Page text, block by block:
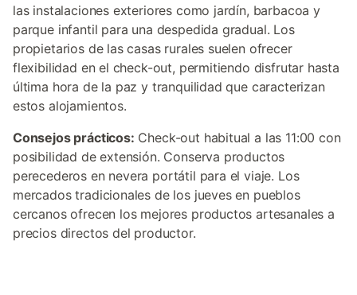
las instalaciones exteriores como jardín, barbacoa y
parque infantil para una despedida gradual. Los
propietarios de las casas rurales suelen ofrecer
flexibilidad en el check-out, permitiendo disfrutar hasta
última hora de la paz y tranquilidad que caracterizan
estos alojamientos.
Consejos prácticos: Check-out habitual a las 11:00 con
posibilidad de extensión. Conserva productos
perecederos en nevera portátil para el viaje. Los
mercados tradicionales de los jueves en pueblos
cercanos ofrecen los mejores productos artesanales a
precios directos del productor.